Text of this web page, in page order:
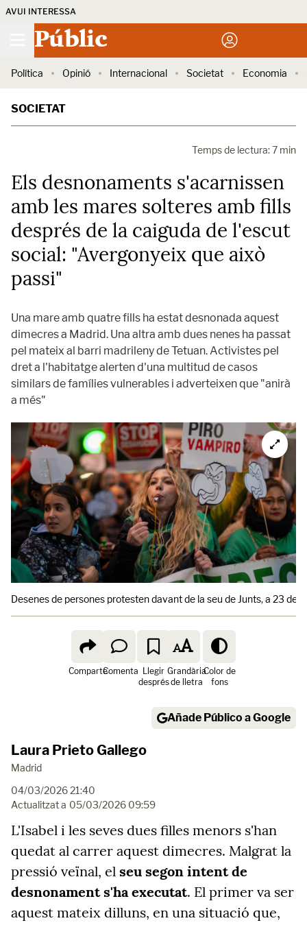
AVUI INTERESSA
Públic
Política Opinió Internacional Societat Economia
SOCIETAT
Temps de lectura: 7 min
Els desnonaments s'acarnissen
amb les mares solteres amb fills
després de la caiguda de l'escut
social: "Avergonyeix que això
passi"
Una mare amb quatre fills ha estat desnonada aquest
dimecres a Madrid. Una altra amb dues nenes ha passat
pel mateix al barri madrileny de Tetuan. Activistes pel
dret a l'habitatge alerten d'una multitud de casos
similars de famílies vulnerables i adverteixen que "anirà
a més"
Desenes de persones protesten davant de la seu de Junts, a 23 de
ComparteComenta Llegir
després
Grandària
de lletra
Color de
fons
Añade Público a Google
Laura Prieto Gallego
Madrid
04/03/2026 21:40
Actualitzat a 05/03/2026 09:59
L'Isabel i les seves dues filles menors s'han
quedat al carrer aquest dimecres. Malgrat la
pressió veïnal, el seu segon intent de
desnonament s'ha executat. El primer va ser
aquest mateix dilluns, en una situació que,